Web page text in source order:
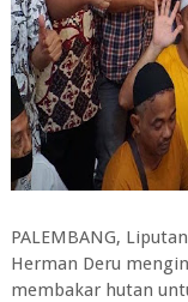
PALEMBANG,
Herman Deru
membakar hutan